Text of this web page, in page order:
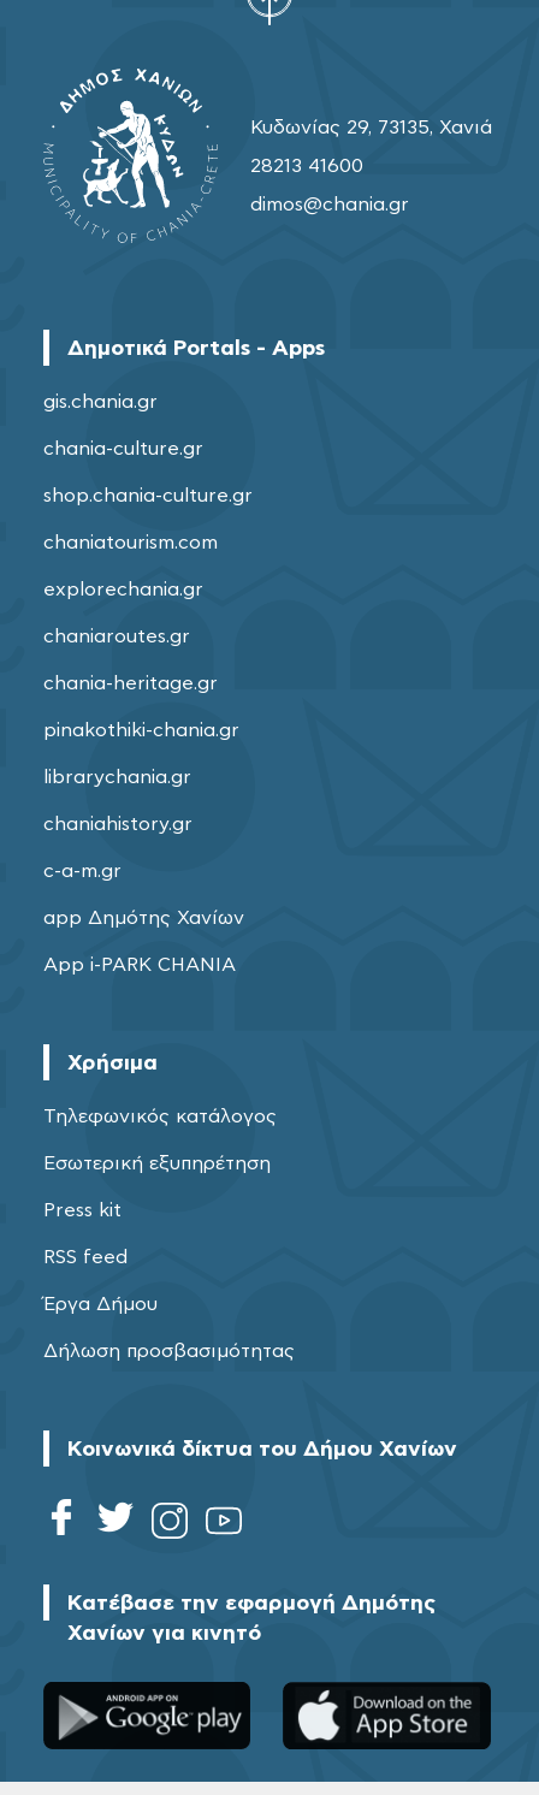
Κυδωνίας 29, 73135, Χανιά
28213 41600
dimos@chania.gr
Δημοτικά Portals - Apps
gis.chania.gr
chania-culture.gr
shop.chania-culture.gr
chaniatourism.com
explorechania.gr
chaniaroutes.gr
chania-heritage.gr
pinakothiki-chania.gr
librarychania.gr
chaniahistory.gr
c-a-m.gr
app Δημότης Χανίων
App i-PARK CHANIA
Χρήσιμα
Τηλεφωνικός κατάλογος
Εσωτερική εξυπηρέτηση
Press kit
RSS feed
Έργα Δήμου
Δήλωση προσβασιμότητας
Κοινωνικά δίκτυα του Δήμου Χανίων
Κατέβασε την εφαρμογή Δημότης
Χανίων για κινητό